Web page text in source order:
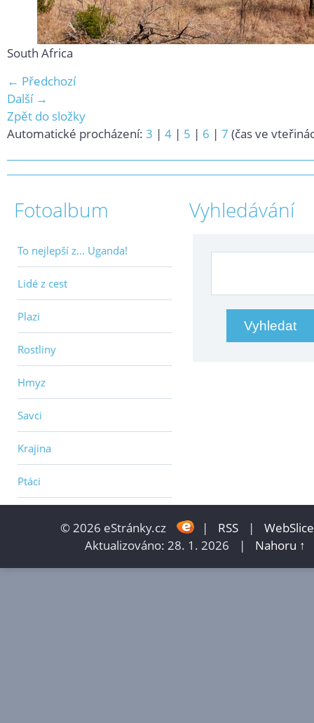
South Africa
← Předchozí
Další →
Zpět do složky
Automatické procházení: 3 | 4 | 5 | 6 | 7 (čas ve
Fotoalbum
To nejlepší z... Uganda!
Lidé z cest
Plazi
Rostliny
Hmyz
Savci
Krajina
Ptáci
Vyhledávání
© 2026 eStránky.cz | RSS |
WebSlice
Aktualizováno: 28. 1. 2026
| Nahoru ↑